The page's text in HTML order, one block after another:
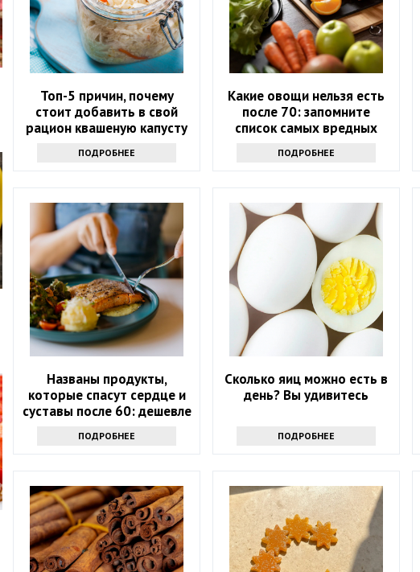
Топ-5 причин, почему
стоит добавить в свой
рацион квашеную капусту
ПОДРОБНЕЕ
Какие овощи нельзя есть
после 70: запомните
список самых вредных
ПОДРОБНЕЕ
Названы продукты,
которые спасут сердце и
суставы после 60: дешевле
ПОДРОБНЕЕ
Сколько яиц можно есть в
день? Вы удивитесь
ПОДРОБНЕЕ